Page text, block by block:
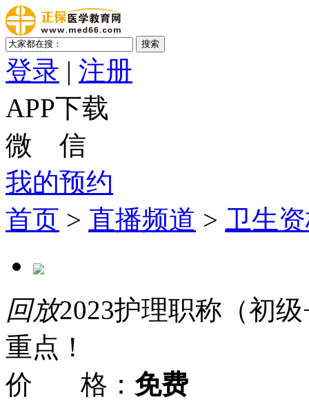
登录 | 注册
APP下载
微 信
我的预约
首页 > 直播频道 > 卫生
回放2023护理职称（初
重点！
价 格： 免费